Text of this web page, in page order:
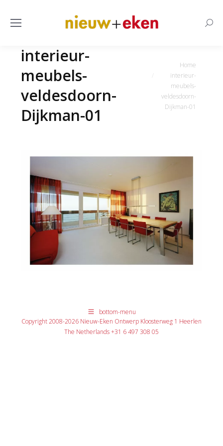
interieur-
meubels-
veldesdoorn-
Dijkman-01
Home
interieur-
meubels-
veldesdoorn-
Dijkman-01
bottom-menu
Copyright 2008-2026 Nieuw-Eken Ontwerp Kloosterweg 1 Heerlen
The Netherlands +31 6 497 308 05